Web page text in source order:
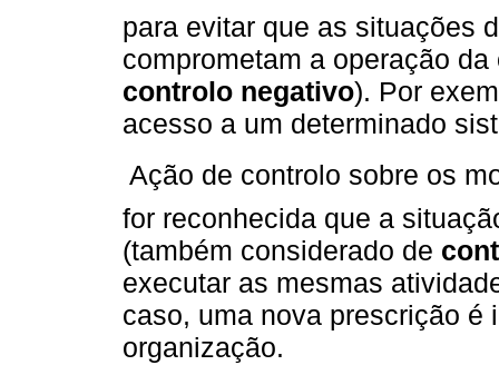
para evitar que as situações
comprometam a operação
controlo negativo). Por
acesso a um determinado
 Ação de controlo sobre os
for reconhecida que a
(também considerado de
executar as mesmas
caso, uma nova prescrição é
organização.